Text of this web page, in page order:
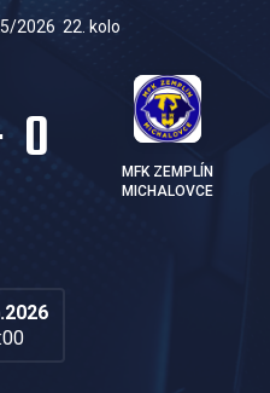
2026 22. kolo
0
MFK ZEMPLÍN
MICHALOVCE